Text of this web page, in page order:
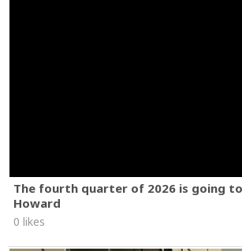
The fourth quarter of 2026 is going to
Howard
0 likes